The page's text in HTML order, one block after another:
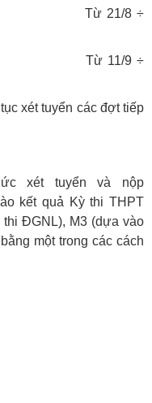
1: Từ 21/8 ÷
2: Từ 11/9 ÷
xét tuyển các đợt tiếp
xét tuyển và nộp
kết quả Kỳ thi THPT
ĐGNL), M3 (dựa vào
một trong các cách